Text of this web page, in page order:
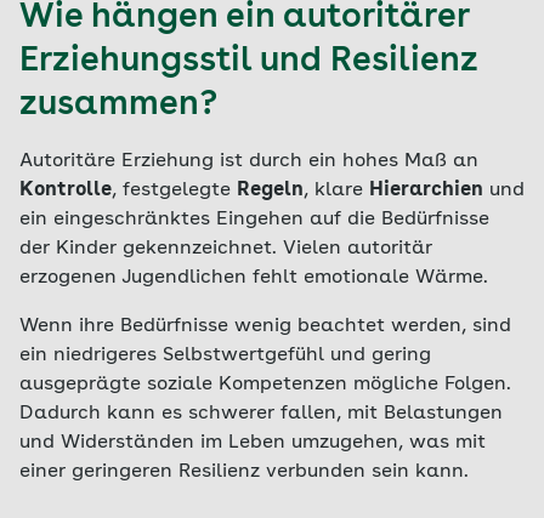
Wie hängen ein autoritärer
Erziehungsstil und Resilienz
zusammen?
Autoritäre Erziehung ist durch ein hohes Maß an
Kontrolle, festgelegte Regeln, klare Hierarchien und
ein eingeschränktes Eingehen auf die Bedürfnisse
der Kinder gekennzeichnet. Vielen autoritär
erzogenen Jugendlichen fehlt emotionale Wärme.
Wenn ihre Bedürfnisse wenig beachtet werden, sind
ein niedrigeres Selbstwertgefühl und gering
ausgeprägte soziale Kompetenzen mögliche Folgen.
Dadurch kann es schwerer fallen, mit Belastungen
und Widerständen im Leben umzugehen, was mit
einer geringeren Resilienz verbunden sein kann.